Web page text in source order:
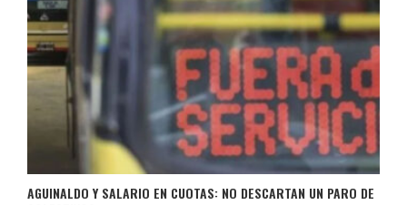
AGUINALDO Y SALARIO EN CUOTAS: NO DESCARTAN UN PARO DE